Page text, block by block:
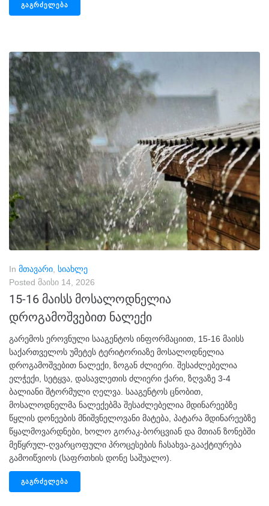
ᲒᲐᲒᲠᲫᲔᲚᲔᲑᲐ
In მთავარი სიახლე
Posted მაისი 14, 2026
15-16 მაისს მოსალოდნელია
დროგამოშვებით ნალექი
გარემოს ეროვნული სააგენტოს ინფორმაციით, 15-16 მაისს
საქართველოს უმეტეს ტერიტორიაზე მოსალოდნელია
დროგამოშვებით ნალექი, ზოგან ძლიერი. შესაძლებელია
ელჭექი, სეტყვა, დასავლეთის ძლიერი ქარი, ზღვაზე 3-4
ბალიანი შტორმული ღელვა. სააგენტოს ცნობით,
მოსალოდნელმა ნალექებმა შესაძლებელია მდინარეებზე
წყლის დონეების მნიშვნელოვანი მატება, პატარა მდინარეებზე
წყალმოვარდნები, ხოლო გორაკ-ბორცვიან და მთიან ზონებში
მეწყრულ-ღვარცოფული პროცესების ჩასახვა-გააქტიურება
გამოიწვიოს (საფრთხის დონე საშუალო).
ᲒᲐᲒᲠᲫᲔᲚᲔᲑᲐ